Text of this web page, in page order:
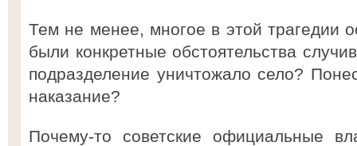
Тем не менее, многое в этой трагедии
были конкретные обстоятельства
подразделение уничтожало село?
наказание?
Почему-то советские официальные